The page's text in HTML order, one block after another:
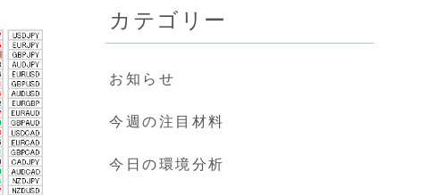
カテゴリー
お知らせ
今週の注目材料
今日の環境分析